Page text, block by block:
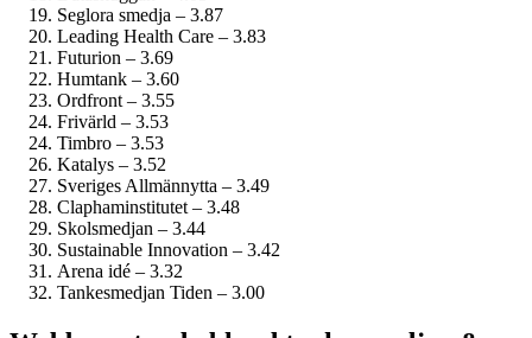
Seglora smedja – 3.87
Leading Health Care – 3.83
Futurion – 3.69
Humtank – 3.60
Ordfront – 3.55
Frivärld – 3.53
Timbro – 3.53
Katalys – 3.52
Sveriges Allmännytta – 3.49
Clapham­institutet – 3.48
Skolsmedjan – 3.44
Sustainable Innovation – 3.42
Arena idé – 3.32
Tankesmedjan Tiden – 3.00